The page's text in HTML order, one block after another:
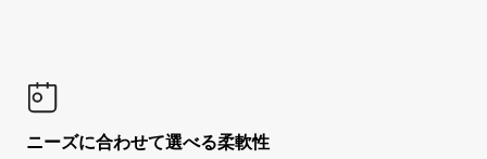
ニーズに合わせて選べる柔軟性